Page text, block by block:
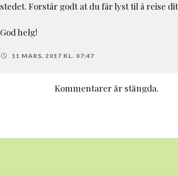
stedet. Forstår godt at du får lyst til å reise
God helg!
11 MARS, 2017 KL. 07:47
Kommentarer är stängda.